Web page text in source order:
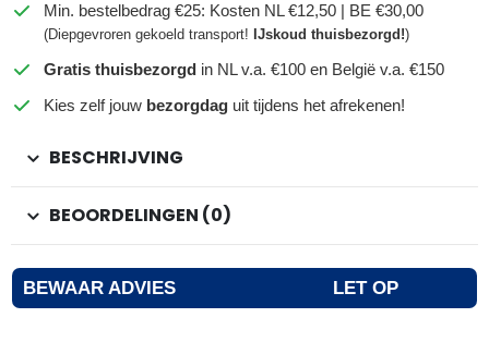
Min. bestelbedrag €25: Kosten NL €12,50 | BE €30,00
(Diepgevroren gekoeld transport! IJskoud thuisbezorgd!)
Gratis thuisbezorgd in NL v.a. €100 en België v.a. €150
Kies zelf jouw bezorgdag uit tijdens het afrekenen!
BESCHRIJVING
BEOORDELINGEN (0)
BEWAAR ADVIES LET OP